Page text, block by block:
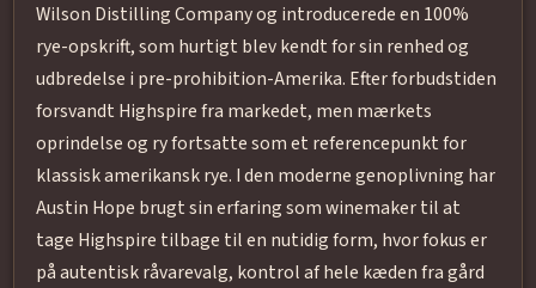
Wilson Distilling Company og introducerede en 100%
rye-opskrift, som hurtigt blev kendt for sin renhed og
udbredelse i pre-prohibition-Amerika. Efter forbudstiden
forsvandt Highspire fra markedet, men mærkets
oprindelse og ry fortsatte som et referencepunkt for
klassisk amerikansk rye. I den moderne genoplivning har
Austin Hope brugt sin erfaring som winemaker til at
tage Highspire tilbage til en nutidig form, hvor fokus er
på autentisk råvarevalg, kontrol af hele kæden fra gård